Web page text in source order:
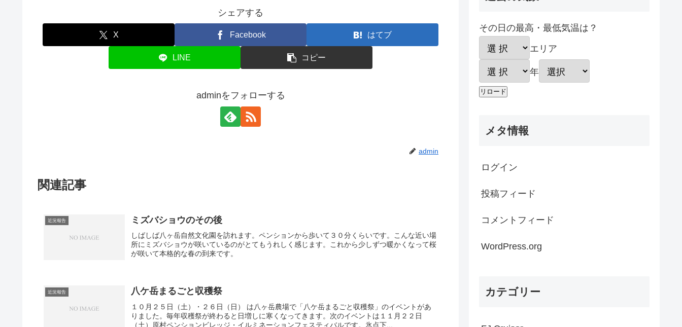
シェアする
X Facebook はてブ
LINE コピー
adminをフォローする
admin
関連記事
近況報告 ミズバショウのその後
しばしば八ヶ岳自然文化園を訪れます。ペンションから歩いて３０分くらいです。こんな近い場
所にミズバショウが咲いているのがとてもうれしく感じます。これから少しずつ暖かくなって桜
が咲いて本格的な春の到来です。
近況報告 八ケ岳まるごと収穫祭
１０月２５日（土）・２６日（日） は八ヶ岳農場で「八ケ岳まるごと収穫祭」のイベントがあ
りました。毎年収穫祭が終わると日増しに寒くなってきます。次のイベントは１１月２２日
（土）原村ペンションビレッジ・イルミネーションフェスティバルです。氷点下...
その日の最高・最低気温は？
エリア
年
メタ情報
ログイン
投稿フィード
コメントフィード
WordPress.org
カテゴリー